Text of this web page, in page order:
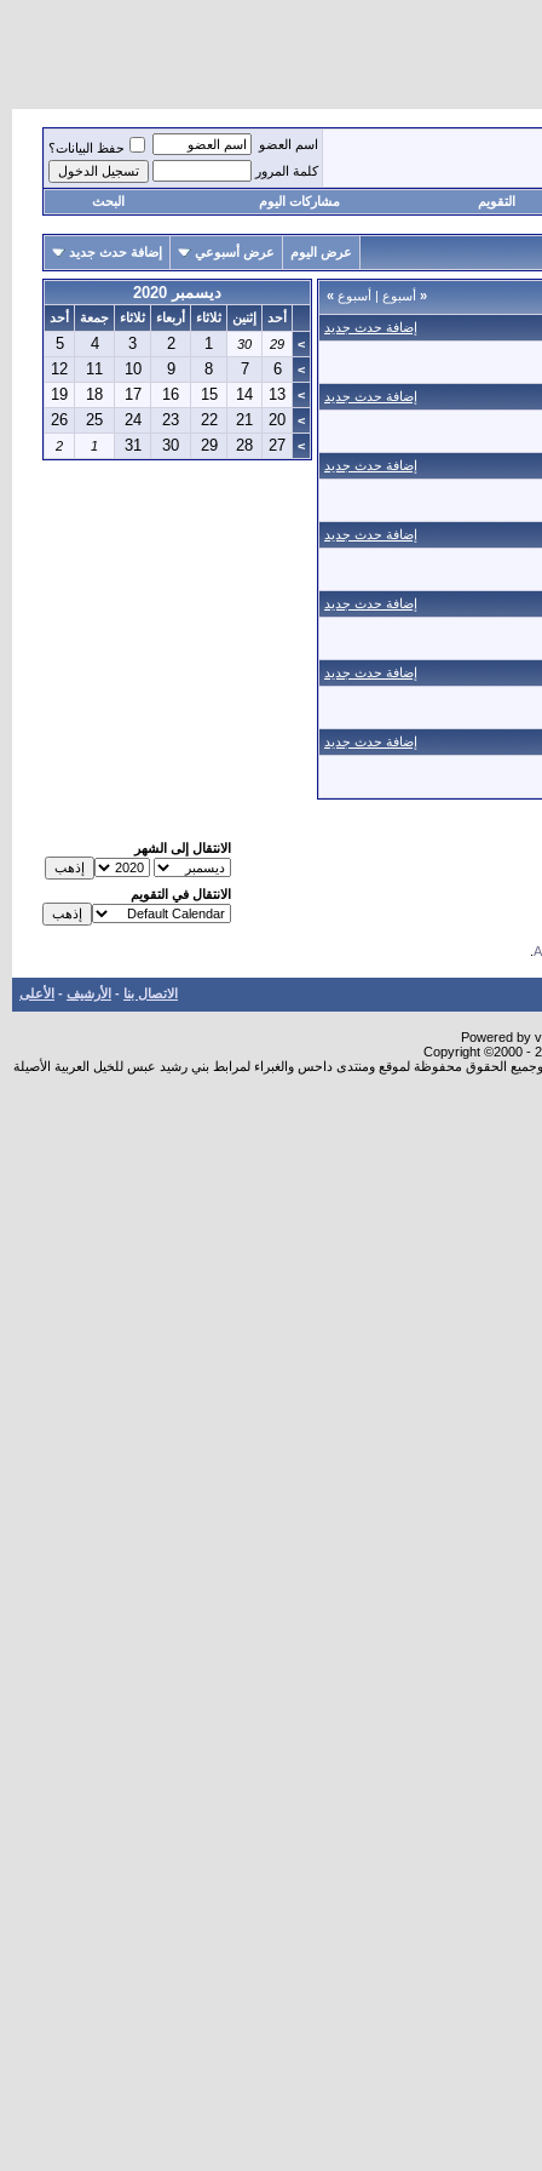
اسم العضو
حفظ البيانات؟
كلمة المرور
التقويم مشاركات اليوم البحث
عرض اليوم عرض أسبوعي إضافة حدث جديد
« أسبوع | أسبوع »
إضافة حدث جديد
إضافة حدث جديد
إضافة حدث جديد
إضافة حدث جديد
إضافة حدث جديد
إضافة حدث جديد
إضافة حدث جديد
ديسمبر 2020
أحد إثنين ثلاثاء أربعاء ثلاثاء جمعة
أحد
>
29
30
1
2
3
4
5
>
6
7
8
9
10
11
12
>
13
14
15
16
17
18
19
>
20
21
22
23
24
25
26
>
27
28
29
30
31
1
2
الانتقال إلى الشهر
الانتقال في التقويم
الاتصال بنا - الأرشيف - الأعلى
Powered by
Copyright ©2000 -
الحقوق محفوظة لموقع ومنتدى داحس والغبراء لمرابط بني رشيد عبس للخيل العربية الأصيلة